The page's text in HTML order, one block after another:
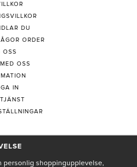
DU
ORDER
OSS
OSS
IN
NYHETSBREV
personlig shoppingupplevelse,